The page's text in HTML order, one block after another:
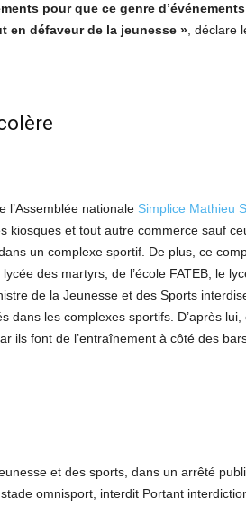
pour que ce genre
en défaveur de la jeunesse » , déclare
l’Assemblée nationale Simplice Mathieu
kiosques et tout autre commerce sauf
un complexe sportif. De plus, ce
des martyrs, de l’école FATEB, le
de la Jeunesse et des Sports
dans les complexes sportifs. D’après
ils font de l’entraînement à côté des
et des sports, dans un arrêté
omnisport, interdit Portant